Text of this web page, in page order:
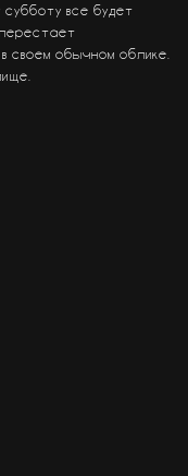
все будет
перестает
своем обычном облике.